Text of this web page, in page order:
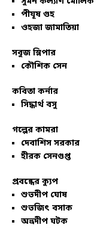
পীযূষ গুহ
ওহজা জামাতিয়া
সবুজ স্লিপার
কৌশিক সেন
কবিতা কর্নার
সিদ্ধার্থ বসু
গল্পের কামরা
দেবাশিস সরকার
হীরক সেনগুপ্ত
প্রবন্ধের ক্যুপ
শুভদীপ ঘোষ
শুভজিৎ বসাক
অভ্রদীপ ঘটক